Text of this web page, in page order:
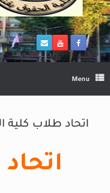
Menu
اتحاد طلاب كلية الحقوق